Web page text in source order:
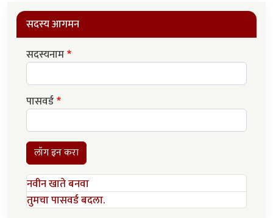
सदस्य आगमन
सदस्यनाम
पासवर्ड
लॉग इन करा
नवीन खाते बनवा
तुमचा पासवर्ड बदला.